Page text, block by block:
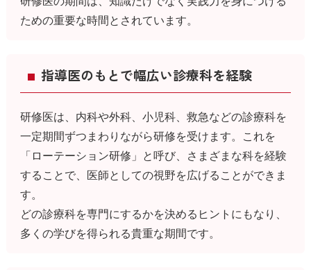
ための重要な時間とされています。
指導医のもとで幅広い診療科を経験
研修医は、内科や外科、小児科、救急などの診療科を
一定期間ずつまわりながら研修を受けます。これを
「ローテーション研修」と呼び、さまざまな科を経験
することで、医師としての視野を広げることができま
す。
どの診療科を専門にするかを決めるヒントにもなり、
多くの学びを得られる貴重な期間です。